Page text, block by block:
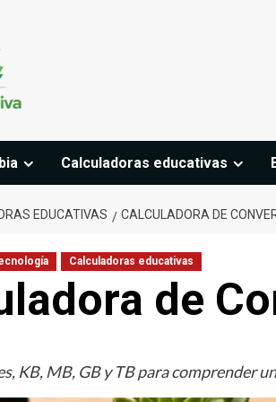
Calculadoras educativas
EDUCATIVAS CALCULADORA DE
Calculadoras educativas
de
KB, MB, GB y TB para comprender